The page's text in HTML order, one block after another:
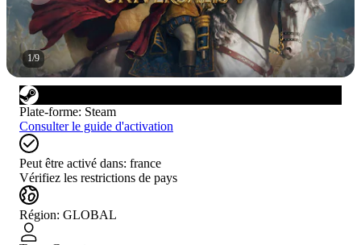
1/9
Plate-forme: Steam
Consulter le guide d'activation
Peut être activé dans: france
Vérifiez les restrictions de pays
Région: GLOBAL